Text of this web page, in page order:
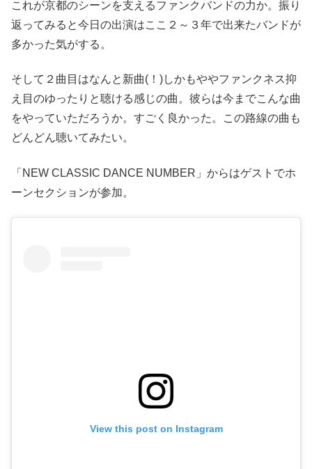
これが京都のシーンを支えるファンクバンドの力か。振り
返ってみると今日の出演はここ２～３年で出来たバンドが
多かった気がする。
そして２曲目はなんと新曲(！)しかもややファンクネス抑
え目のゆったりと聴ける感じの曲。彼らは今までこんな曲
をやっていただろうか。すごく良かった。この路線の曲も
どんどん聴いてみたい。
「NEW CLASSIC DANCE NUMBER」からはゲストでホ
ーンセクションが参加。
View this post on Instagram